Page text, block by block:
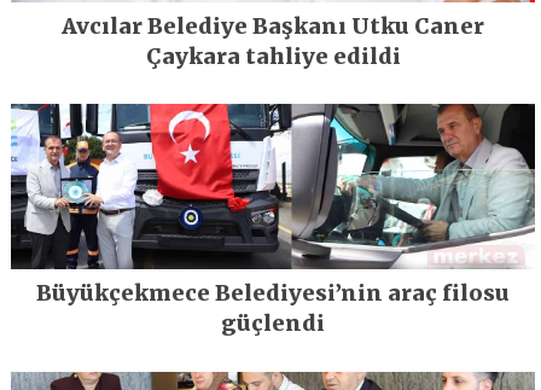
Avcılar Belediye Başkanı Utku Caner
Çaykara tahliye edildi
Büyükçekmece Belediyesi’nin araç filosu
güçlendi